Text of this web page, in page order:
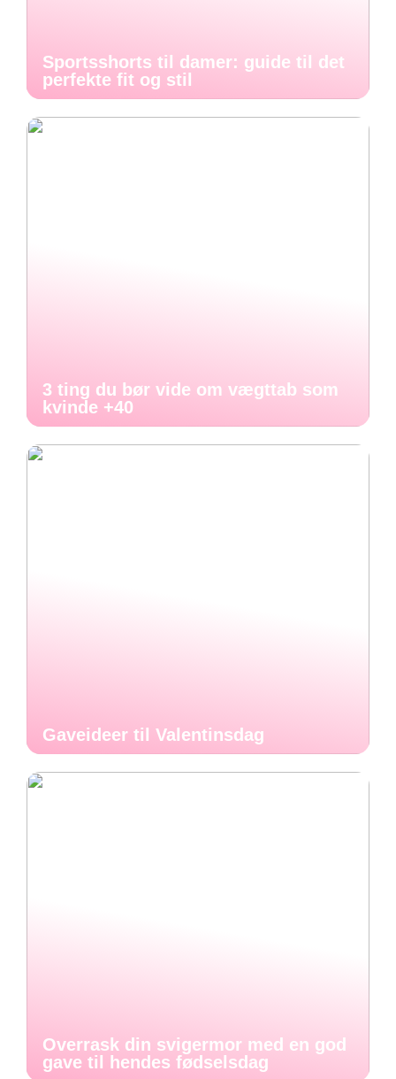
Sportsshorts til damer: guide til det
perfekte fit og stil
3 ting du bør vide om vægttab som
kvinde +40
Gaveideer til Valentinsdag
Overrask din svigermor med en god
gave til hendes fødselsdag